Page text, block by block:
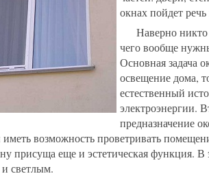
окнах пойдет речь
Наверно никто
чего вообще
Основная задача
освещение дома,
естественный
электроэнергии.
предназначение
иметь возможность проветривать
присуща еще и эстетическая функция.
светлым.